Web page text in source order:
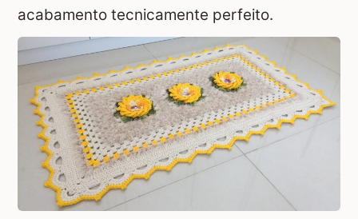
acabamento tecnicamente perfeito.